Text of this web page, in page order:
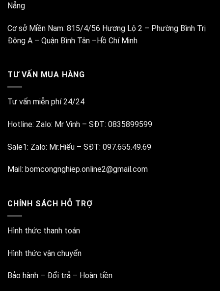
Nẵng
Cơ sở Miền Nam: 815/4/56 Hương Lộ 2 – Phường Bình Trị
Đông A – Quận Bình Tân –Hồ Chí Minh
TƯ VẤN MUA HÀNG
Tư vấn miễn phí 24/24
Hotline: Zalo: Mr Vinh – SĐT: 0835899599
Sale1: Zalo: Mr.Hiếu – SĐT: 097.655.49.69
Mail: bomcongnghiep.online2@gmail.com
CHÍNH SÁCH HỖ TRỢ
Hình thức thanh toán
Hình thức vận chuyển
Bảo hành – Đổi trả – Hoàn tiền